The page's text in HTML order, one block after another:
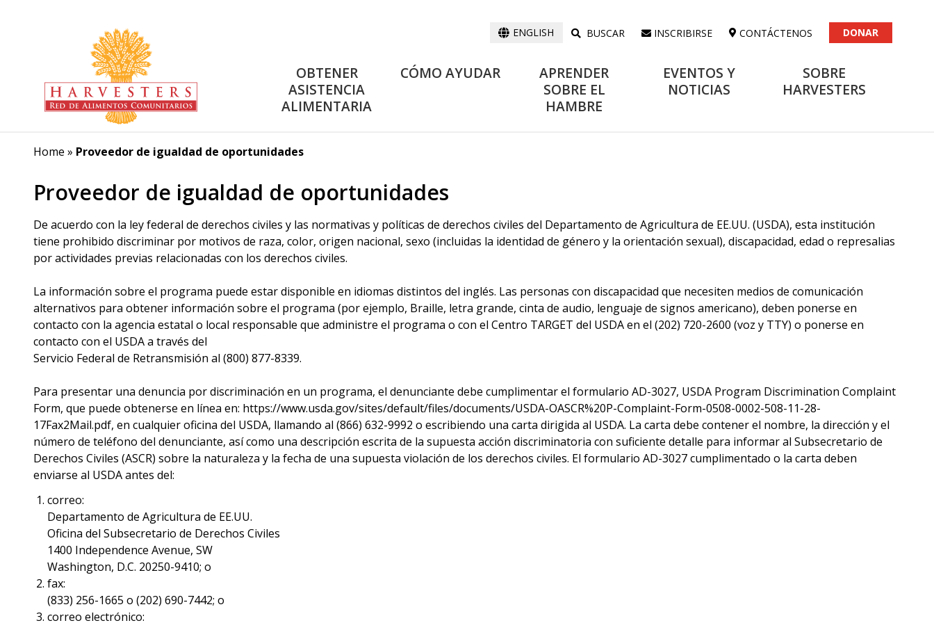
ENGLISH BUSCAR INSCRIBIRSE CONTÁCTENOS DONAR
OBTENER
ASISTENCIA
ALIMENTARIA
CÓMO AYUDAR
APRENDER
SOBRE EL
HAMBRE
EVENTOS Y
NOTICIAS
SOBRE
HARVESTERS
Home » Proveedor de igualdad de oportunidades
Proveedor de igualdad de oportunidades
De acuerdo con la ley federal de derechos civiles y las normativas y políticas de derechos civiles del Departamento de Agricultura de EE.UU. (USDA), esta institución
tiene prohibido discriminar por motivos de raza, color, origen nacional, sexo (incluidas la identidad de género y la orientación sexual), discapacidad, edad o represalias
por actividades previas relacionadas con los derechos civiles.
La información sobre el programa puede estar disponible en idiomas distintos del inglés. Las personas con discapacidad que necesiten medios de comunicación
alternativos para obtener información sobre el programa (por ejemplo, Braille, letra grande, cinta de audio, lenguaje de signos americano), deben ponerse en
contacto con la agencia estatal o local responsable que administre el programa o con el Centro TARGET del USDA en el (202) 720-2600 (voz y TTY) o ponerse en
contacto con el USDA a través del
Servicio Federal de Retransmisión al (800) 877-8339.
Para presentar una denuncia por discriminación en un programa, el denunciante debe cumplimentar el formulario AD-3027, USDA Program Discrimination Complaint
Form, que puede obtenerse en línea en: https://www.usda.gov/sites/default/files/documents/USDA-OASCR%20P-Complaint-Form-0508-0002-508-11-28-
17Fax2Mail.pdf, en cualquier oficina del USDA, llamando al (866) 632-9992 o escribiendo una carta dirigida al USDA. La carta debe contener el nombre, la dirección y el
número de teléfono del denunciante, así como una descripción escrita de la supuesta acción discriminatoria con suficiente detalle para informar al Subsecretario de
Derechos Civiles (ASCR) sobre la naturaleza y la fecha de una supuesta violación de los derechos civiles. El formulario AD-3027 cumplimentado o la carta deben
enviarse al USDA antes del:
correo:
Departamento de Agricultura de EE.UU.
Oficina del Subsecretario de Derechos Civiles
1400 Independence Avenue, SW
Washington, D.C. 20250-9410; o
fax:
(833) 256-1665 o (202) 690-7442; o
correo electrónico: